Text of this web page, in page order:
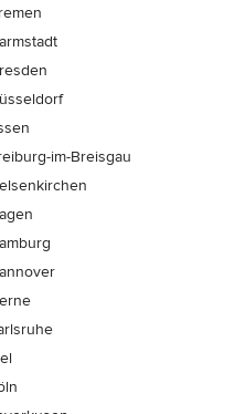
im-Breisgau